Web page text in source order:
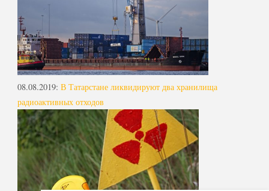
08.08.2019: В Татарстане ликвидируют два хранилища
радиоактивных отходов